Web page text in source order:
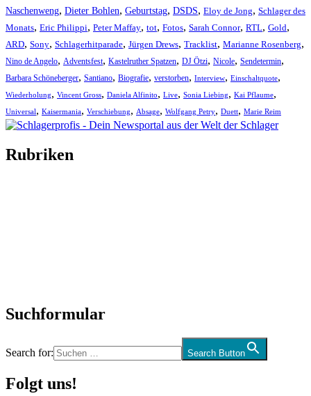
Naschenweng, Dieter Bohlen, Geburtstag, DSDS, Eloy de Jong, Schlager des
Monats, Eric Philippi, Peter Maffay, tot, Fotos, Sarah Connor, RTL, Gold,
ARD, Sony, Schlagerhitparade, Jürgen Drews, Tracklist, Marianne Rosenberg,
Nino de Angelo, Adventsfest, Kastelruther Spatzen, DJ Ötzi, Nicole, Sendetermin,
Barbara Schöneberger, Santiano, Biografie, verstorben, Interview, Einschaltquote,
Wiederholung, Vincent Gross, Daniela Alfinito, Live, Sonia Liebing, Kai Pflaume,
Universal, Kaisermania, Verschiebung, Absage, Wolfgang Petry, Duett, Marie Reim
Rubriken
Suchformular
Search for: Search Button
Folgt uns!